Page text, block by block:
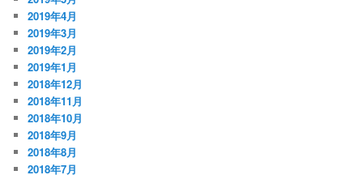
2019年4月
2019年3月
2019年2月
2019年1月
2018年12月
2018年11月
2018年10月
2018年9月
2018年8月
2018年7月